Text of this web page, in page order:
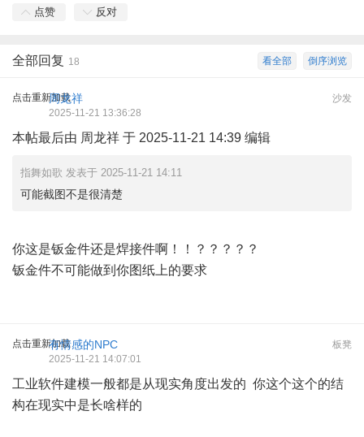
点赞 反对
倒序浏览
看全部
全部回复 18
点击重新加载 沙发
周龙祥
2025-11-21 13:36:28
本帖最后由 周龙祥 于 2025-11-21 14:39 编辑
指舞如歌 发表于 2025-11-21 14:11
可能截图不是很清楚
你这是钣金件还是焊接件啊！！？？？？？
钣金件不可能做到你图纸上的要求
点击重新加载 板凳
有情感的NPC
2025-11-21 14:07:01
工业软件建模一般都是从现实角度出发的 你这个这个的结
构在现实中是长啥样的